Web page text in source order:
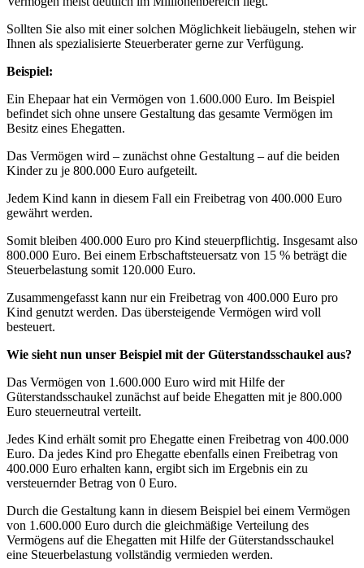
Sollten Sie also mit einer solchen Möglichkeit liebäugeln, stehen wir
Ihnen als spezialisierte Steuerberater gerne zur Verfügung.
Beispiel:
Ein Ehepaar hat ein Vermögen von 1.600.000 Euro. Im Beispiel
befindet sich ohne unsere Gestaltung das gesamte Vermögen im
Besitz eines Ehegatten.
Das Vermögen wird – zunächst ohne Gestaltung – auf die beiden
Kinder zu je 800.000 Euro aufgeteilt.
Jedem Kind kann in diesem Fall ein Freibetrag von 400.000 Euro
gewährt werden.
Somit bleiben 400.000 Euro pro Kind steuerpflichtig. Insgesamt also
800.000 Euro. Bei einem Erbschaftsteuersatz von 15 % beträgt die
Steuerbelastung somit 120.000 Euro.
Zusammengefasst kann nur ein Freibetrag von 400.000 Euro pro
Kind genutzt werden. Das übersteigende Vermögen wird voll
besteuert.
Wie sieht nun unser Beispiel mit der Güterstandsschaukel aus?
Das Vermögen von 1.600.000 Euro wird mit Hilfe der
Güterstandsschaukel zunächst auf beide Ehegatten mit je 800.000
Euro steuerneutral verteilt.
Jedes Kind erhält somit pro Ehegatte einen Freibetrag von 400.000
Euro. Da jedes Kind pro Ehegatte ebenfalls einen Freibetrag von
400.000 Euro erhalten kann, ergibt sich im Ergebnis ein zu
versteuernder Betrag von 0 Euro.
Durch die Gestaltung kann in diesem Beispiel bei einem Vermögen
von 1.600.000 Euro durch die gleichmäßige Verteilung des
Vermögens auf die Ehegatten mit Hilfe der Güterstandsschaukel
eine Steuerbelastung vollständig vermieden werden.